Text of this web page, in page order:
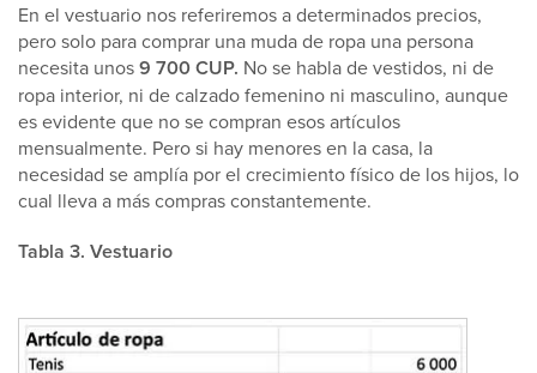
En el vestuario nos referiremos a determinados precios,
pero solo para comprar una muda de ropa una persona
necesita unos9 700 CUP. No se habla de vestidos, ni de
ropa interior, ni de calzado femenino ni masculino, aunque
es evidente que no se compran esos artículos
mensualmente. Pero si hay menores en la casa, la
necesidad se amplía por el crecimiento físico de los hijos, lo
cual lleva a más compras constantemente.
Tabla 3. Vestuario